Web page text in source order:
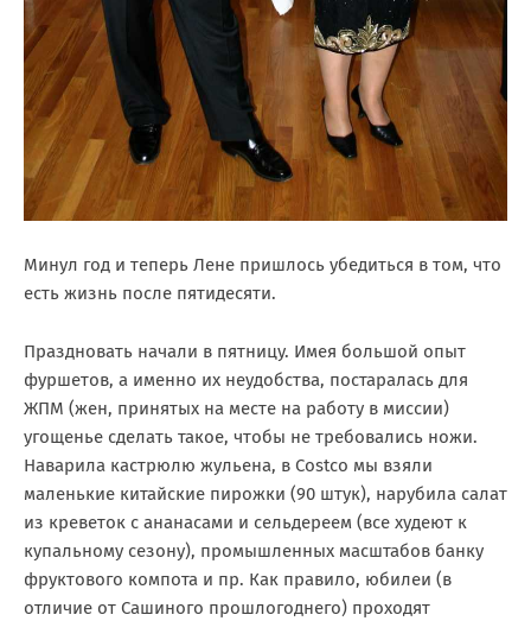
Минул год и теперь Лене пришлось убедиться в том, что
есть жизнь после пятидесяти.
Праздновать начали в пятницу. Имея большой опыт
фуршетов, а именно их неудобства, постаралась для
ЖПМ (жен, принятых на месте на работу в миссии)
угощенье сделать такое, чтобы не требовались ножи.
Наварила кастрюлю жульена, в Cоstco мы взяли
маленькие китайские пирожки (90 штук), нарубила салат
из креветок с ананасами и сельдереем (все худеют к
купальному сезону), промышленных масштабов банку
фруктового компота и пр. Как правило, юбилеи (в
отличие от Сашиного прошлогоднего) проходят